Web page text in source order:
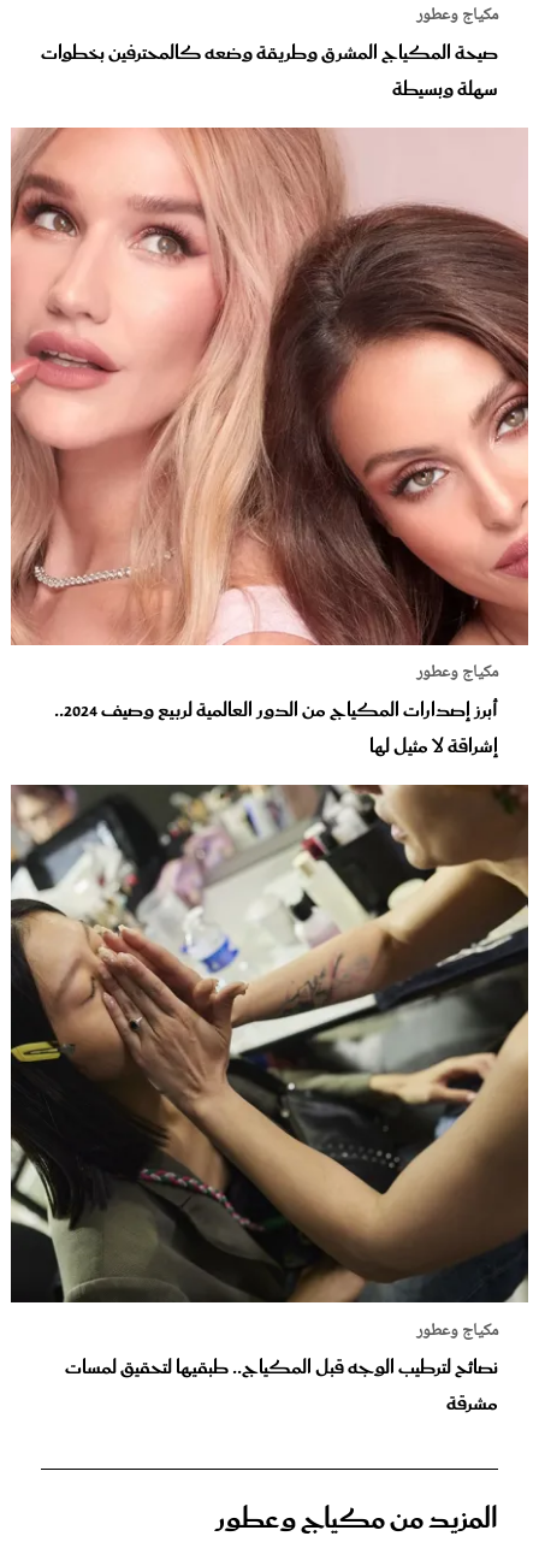
مكياج وعطور
صيحة المكياج المشرق وطريقة وضعه كالمحترفين بخطوات
سهلة وبسيطة
مكياج وعطور
أبرز إصدارات المكياج من الدور العالمية لربيع وصيف 2024..
إشراقة لا مثيل لها
مكياج وعطور
نصائح لترطيب الوجه قبل المكياج.. طبقيها لتحقيق لمسات
مشرقة
المزيد من مكياج وعطور